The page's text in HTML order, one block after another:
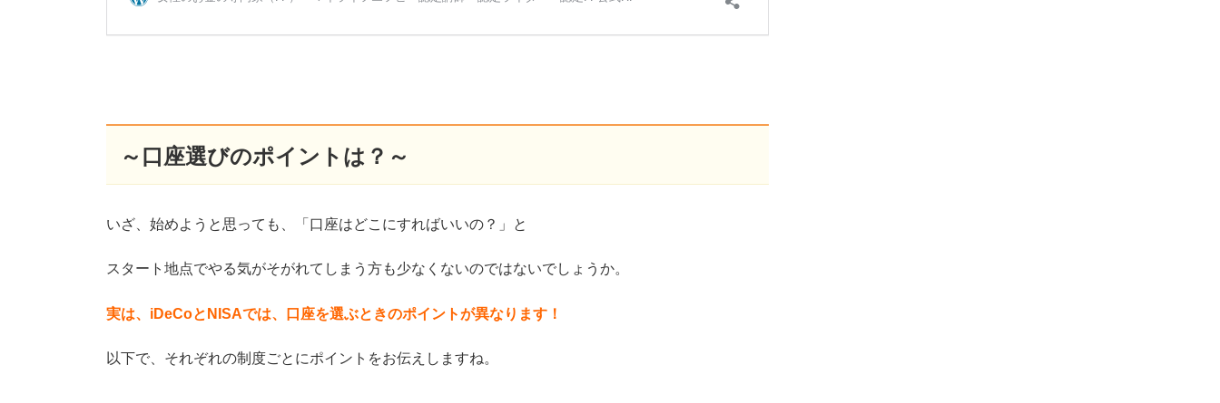
～口座選びのポイントは？～
いざ、始めようと思っても、「口座はどこにすればいいの？」と
スタート地点でやる気がそがれてしまう方も少なくないのではないでしょうか。
実は、iDeCoとNISAでは、口座を選ぶときのポイントが異なります！
以下で、それぞれの制度ごとにポイントをお伝えしますね。